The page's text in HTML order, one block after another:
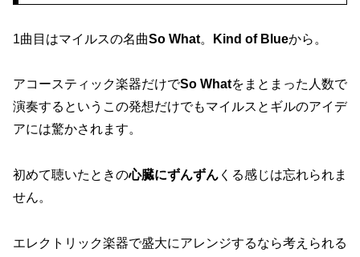
1曲目はマイルスの名曲So What。 Kind of Blueから。
アコースティック楽器だけでSo Whatをまとまった人数で
演奏するというこの発想だけでもマイルスとギルのアイデ
アには驚かされます。
初めて聴いたときの心臓にずんずん くる感じは忘れられま
せん。
エレクトリック楽器で盛大にアレンジするなら考えられる